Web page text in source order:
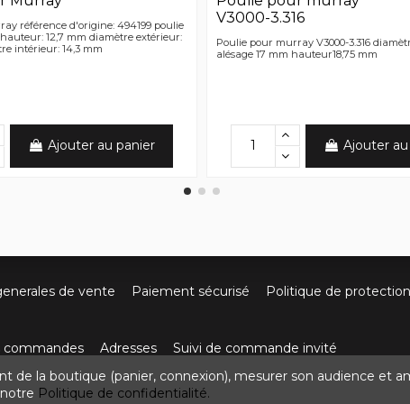
référence d'origine: 494199 poulie
12,7 mm diamètre extérieur:
intérieur: 14,3 mm
Ajouter au panier
V3000-3.316
Poulie pour murray V3000-3.316
alésage 17 mm hauteur18,75 mm
Ajouter
de vente Paiement sécurisé Politique de
commandes Adresses Suivi de commande invité
de Villefort 48800 Pied-de-Borne
de la boutique (panier, connexion), mesurer son audience et
Politique de confidentialité.